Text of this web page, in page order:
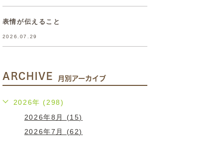
表情が伝えること
2026.07.29
ARCHIVE 月別アーカイブ
2026年 (298)
2026年8月 (15)
2026年7月 (62)